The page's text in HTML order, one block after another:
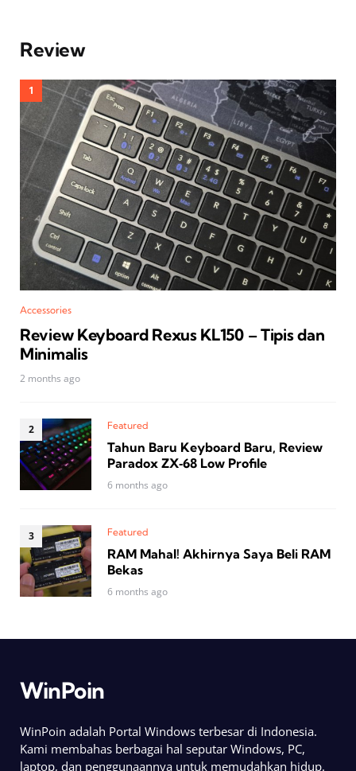
Review
Accessories
Review Keyboard Rexus KL150 – Tipis dan
Minimalis
2 months ago
Featured
Tahun Baru Keyboard Baru, Review
Paradox ZX‑68 Low Profile
6 months ago
Featured
RAM Mahal! Akhirnya Saya Beli RAM
Bekas
6 months ago
WinPoin
WinPoin adalah Portal Windows terbesar di Indonesia.
Kami membahas berbagai hal seputar Windows, PC,
laptop, dan penggunaannya untuk memudahkan hidup.